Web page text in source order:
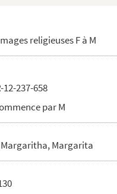
religieuses F à M
12-237-658
par M
Margarita